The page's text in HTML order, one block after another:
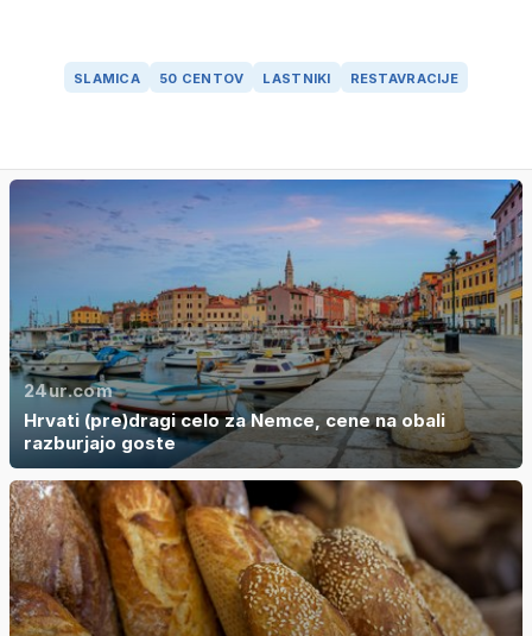
SLAMICA 50 CENTOV LASTNIKI RESTAVRACIJE
24ur.com
Hrvati (pre)dragi celo za Nemce, cene na obali
razburjajo goste